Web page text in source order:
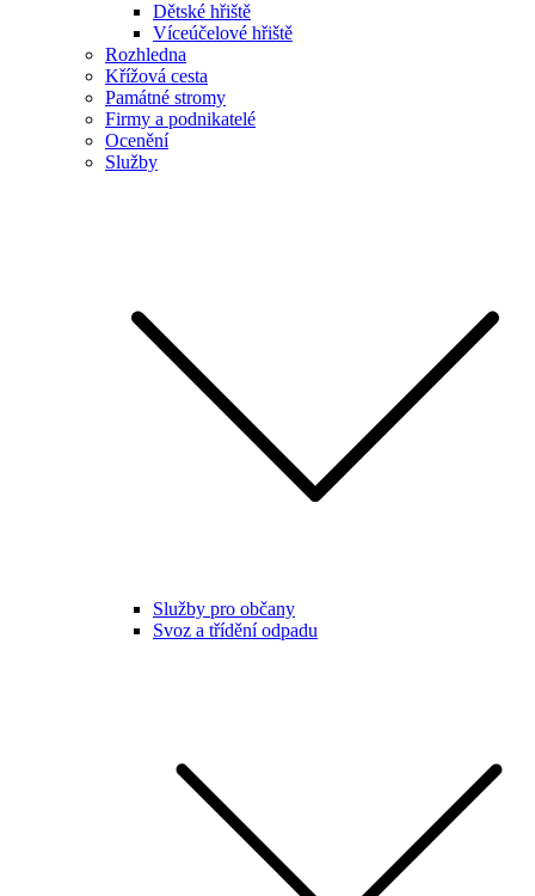
Dětské hřiště
Víceúčelové hřiště
Rozhledna
Křížová cesta
Památné stromy
Firmy a podnikatelé
Ocenění
Služby
Služby pro občany
Svoz a třídění odpadu